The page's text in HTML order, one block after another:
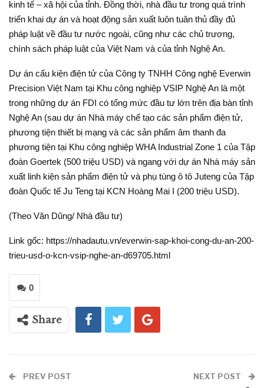
kinh tế – xã hội của tỉnh. Đồng thời, nhà đầu tư trong quá trình
triển khai dự án và hoạt động sản xuất luôn tuân thủ đầy đủ
pháp luật về đầu tư nước ngoài, cũng như các chủ trương,
chính sách pháp luật của Việt Nam và của tỉnh Nghệ An.
Dự án cấu kiện điện tử của Công ty TNHH Công nghệ Everwin
Precision Việt Nam tại Khu công nghiệp VSIP Nghệ An là một
trong những dự án FDI có tổng mức đầu tư lớn trên địa bàn tỉnh
Nghệ An (sau dự án Nhà máy chế tạo các sản phẩm điện tử,
phương tiện thiết bị mạng và các sản phẩm âm thanh đa
phương tiện tại Khu công nghiệp WHA Industrial Zone 1 của Tập
đoàn Goertek (500 triệu USD) và ngang với dự án Nhà máy sản
xuất linh kiện sản phẩm điện tử và phụ tùng ô tô Juteng của Tập
đoàn Quốc tế Ju Teng tại KCN Hoàng Mai I (200 triệu USD).
(Theo Văn Dũng/ Nhà đầu tư)
Link gốc: https://nhadautu.vn/everwin-sap-khoi-cong-du-an-200-
trieu-usd-o-kcn-vsip-nghe-an-d69705.html
0
Share
PREV POST NEXT POST